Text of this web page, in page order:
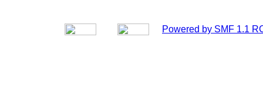
Powered by SMF 1.1